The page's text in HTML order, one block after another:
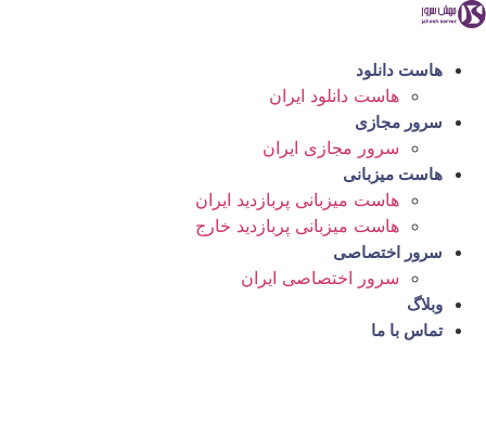
پرش
محتوا
هاست دانلود
هاست دانلود ایران
سرور مجازی
سرور مجازی ایران
هاست میزبانی
هاست میزبانی پربازدید ایران
هاست میزبانی پربازدید خارج
سرور اختصاصی
سرور اختصاصی ایران
وبلاگ
تماس با ما